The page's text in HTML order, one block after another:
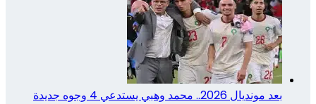
بعد مونديال 2026.. محمد وهبي يستدعي 4 وجوه جديدة